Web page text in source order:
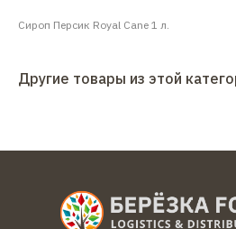
Сироп Персик Royal Cane 1 л.
Другие товары из этой